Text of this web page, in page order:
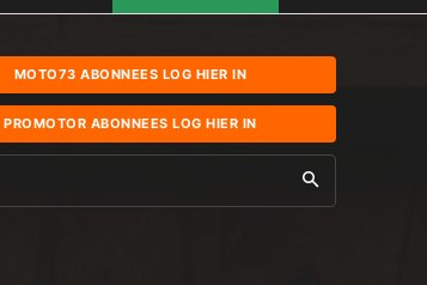
MOTO73 ABONNEES LOG HIER IN
PROMOTOR ABONNEES LOG HIER IN